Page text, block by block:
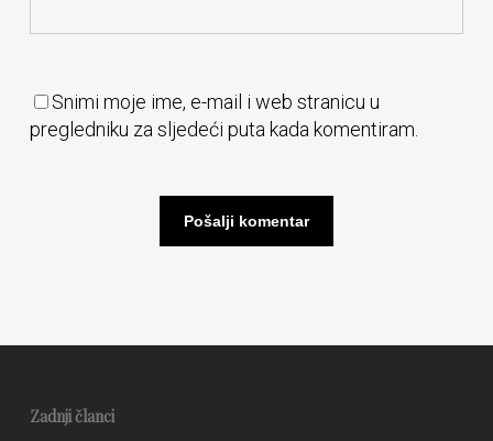
Snimi moje ime, e-mail i web stranicu u
pregledniku za sljedeći puta kada komentiram.
Zadnji članci